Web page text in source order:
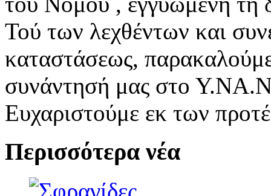
Τού των λεχθέντων και
καταστάσεως,
συνάντησή μας στο
Ευχαριστούμε εκ των
Περισσότερα νέα